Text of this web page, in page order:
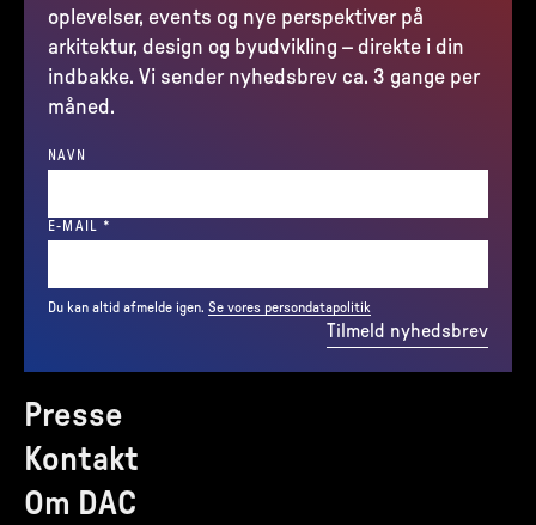
Presse
Kontakt
Om DAC
oplevelser, events og nye perspektiver på
arkitektur, design og byudvikling – direkte i din
indbakke. Vi sender nyhedsbrev ca. 3 gange per
måned.
NAVN
E-MAIL *
Du kan altid afmelde igen. Se vores persondatapolitik
Tilmeld nyhedsbrev